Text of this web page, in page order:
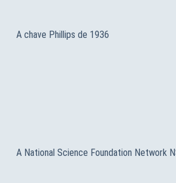
A chave Phillips de 1936
A National Science Foundation Network